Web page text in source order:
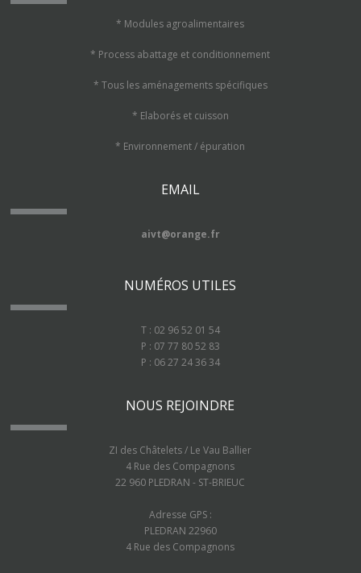
* Modules agroalimentaires
* Process abattage et conditionnement
* Tous les aménagements spécifiques
* Elaborés et cuisson
* Environnement / épuration
EMAIL
aivt@orange.fr
NUMÉROS UTILES
T : 02 96 52 01 54
P : 07 77 80 52 83
P : 06 27 24 36 34
NOUS REJOINDRE
ZI des Châtelets / Le Vau Ballier
4 Rue des Compagnons
22 960 PLEDRAN - ST-BRIEUC
Adresse GPS :
PLEDRAN 22960
4 Rue des Compagnons